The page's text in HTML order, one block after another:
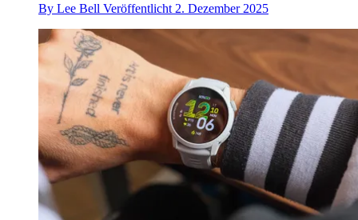
By Lee Bell Veröffentlicht 2. Dezember 2025